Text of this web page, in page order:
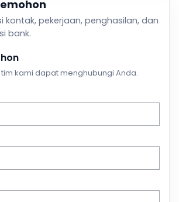
kontak, pekerjaan, penghasilan, dan
bank.
kami dapat menghubungi Anda.